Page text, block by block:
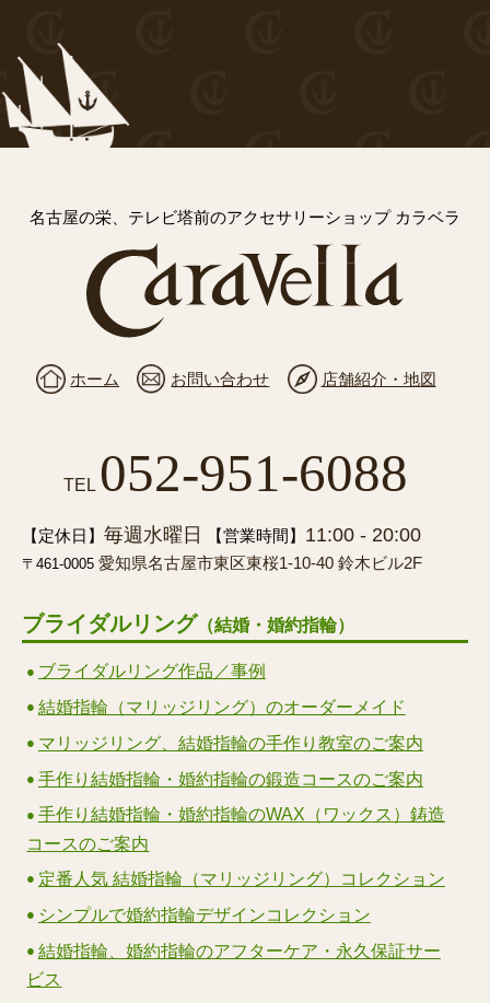
名古屋の栄、テレビ塔前のアクセサリーショップ カラベラ
ホーム お問い合わせ 店舗紹介・地図
TEL 052-951-6088
【定休日】毎週水曜日 【営業時間】 11:00 - 20:00
〒461-0005愛知県名古屋市東区東桜1-10-40 鈴木ビル2F
ブライダルリング （結婚・婚約指輪）
ブライダルリング作品／事例
結婚指輪（マリッジリング）のオーダーメイド
マリッジリング、結婚指輪の手作り教室のご案内
手作り結婚指輪・婚約指輪の鍛造コースのご案内
手作り結婚指輪・婚約指輪のWAX（ワックス）鋳造
コースのご案内
定番人気 結婚指輪（マリッジリング）コレクション
シンプルで婚約指輪デザインコレクション
結婚指輪、婚約指輪のアフターケア・永久保証サー
ビス